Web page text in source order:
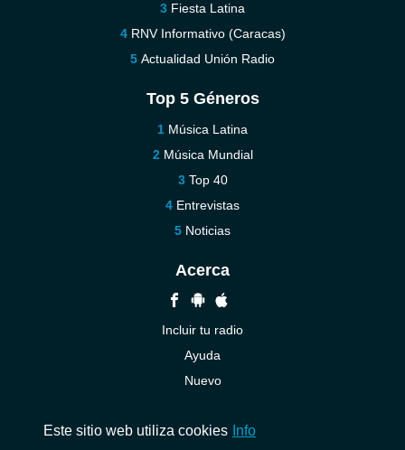
Fiesta Latina
RNV Informativo (Caracas)
Actualidad Unión Radio
Top 5 Géneros
Música Latina
Música Mundial
Top 40
Entrevistas
Noticias
Acerca
Incluir tu radio
Ayuda
Nuevo
Este sitio web utiliza cookies Info